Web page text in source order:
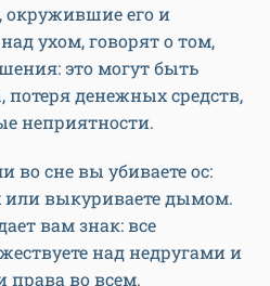
окружившие его и
ухом, говорят о том,
это могут быть
денежных средств,
неприятности.
во сне вы убиваете ос:
или выкуриваете дымом.
вам знак: все
над недругами и
права во всем.